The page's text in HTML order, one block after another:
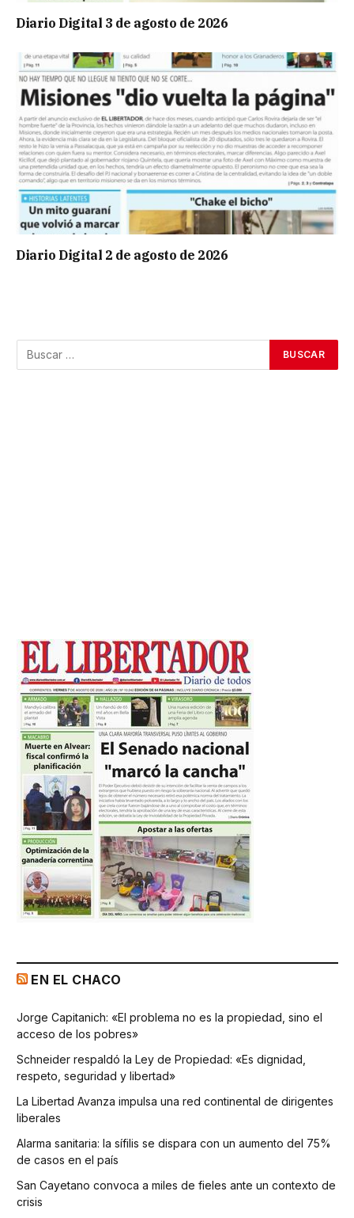
Diario Digital 3 de agosto de 2026
Diario Digital 2 de agosto de 2026
EN EL CHACO
Jorge Capitanich: «El problema no es la propiedad, sino el
acceso de los pobres»
Schneider respaldó la Ley de Propiedad: «Es dignidad,
respeto, seguridad y libertad»
La Libertad Avanza impulsa una red continental de dirigentes
liberales
Alarma sanitaria: la sífilis se dispara con un aumento del 75%
de casos en el país
San Cayetano convoca a miles de fieles ante un contexto de
crisis